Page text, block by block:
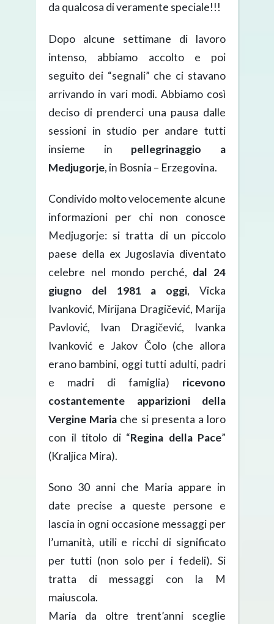
da qualcosa di veramente speciale!!!
Dopo alcune settimane di lavoro
intenso, abbiamo accolto e poi
seguito dei “segnali” che ci stavano
arrivando in vari modi. Abbiamo così
deciso di prenderci una pausa dalle
sessioni in studio per andare tutti
insieme in pellegrinaggio a
Medjugorje, in Bosnia – Erzegovina.
Condivido molto velocemente alcune
informazioni per chi non conosce
Medjugorje: si tratta di un piccolo
paese della ex Jugoslavia diventato
celebre nel mondo perché, dal 24
giugno del 1981 a oggi, Vicka
Ivanković, Mirijana Dragičević, Marija
Pavlović, Ivan Dragičević, Ivanka
Ivanković e Jakov Čolo (che allora
erano bambini, oggi tutti adulti, padri
e madri di famiglia) ricevono
costantemente apparizioni della
Vergine Maria che si presenta a loro
con il titolo di “Regina della Pace”
(Kraljica Mira).
Sono 30 anni che Maria appare in
date precise a queste persone e
lascia in ogni occasione messaggi per
l’umanità, utili e ricchi di significato
per tutti (non solo per i fedeli). Si
tratta di messaggi con la M
maiuscola.
Maria da oltre trent’anni sceglie